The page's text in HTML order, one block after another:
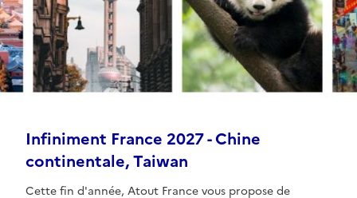
Infiniment France 2027 - Chine
continentale, Taiwan
Cette fin d'année, Atout France vous propose de